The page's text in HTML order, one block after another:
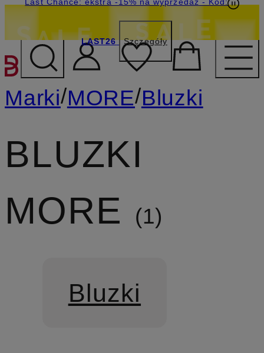
PRZEJDŹ DO GŁÓWNEJ
LAST26 Szczegóły
Marki/MORE/Bluzki
BLUZKI
MORE
1
Bluzki